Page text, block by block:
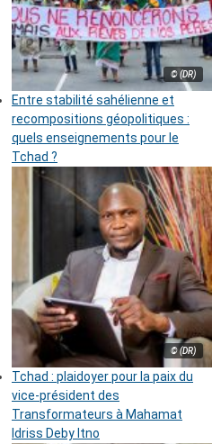
© (DR)
Entre stabilité sahélienne et
recompositions géopolitiques :
quels enseignements pour le
Tchad ?
© (DR)
Tchad : plaidoyer pour la paix du
vice-président des
Transformateurs à Mahamat
Idriss Deby Itno